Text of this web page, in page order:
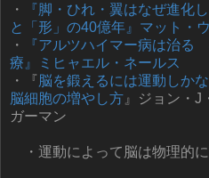
・
『脚・ひれ・翼はなぜ進化
と「形」の40億年』マット・
・
『アルツハイマー病は治
療』ミヒャエル・ネールス
・『 脳を鍛えるには運動しか
脳細胞の増やし方 』ジョン・J
ガーマン
・運動によって脳は物理的